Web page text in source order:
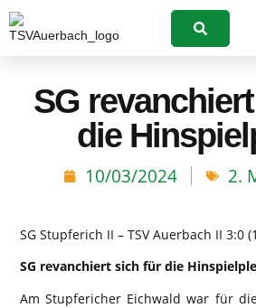
Suchen
SG
die
10/03/2024 2.
SG Stupferich II – TSV Auerbach II 3:0
SG revanchiert sich für die
Am Stupfericher Eichwald war für die